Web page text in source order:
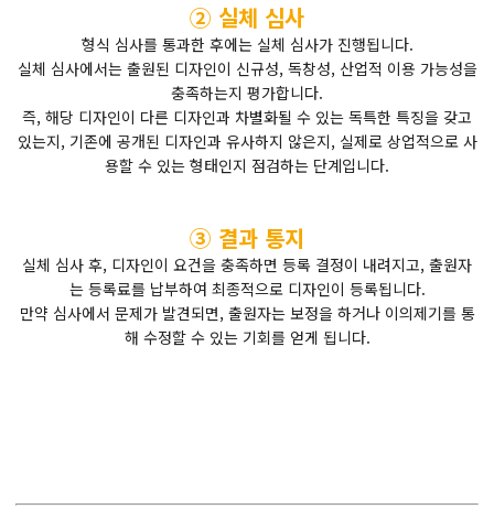
② 실체 심사
형식 심사를 통과한 후에는 실체 심사가 진행됩니다.
실체 심사에서는 출원된 디자인이 신규성, 독창성, 산업적 이용 가능성을
충족하는지 평가합니다.
즉, 해당 디자인이 다른 디자인과 차별화될 수 있는 독특한 특징을 갖고
있는지, 기존에 공개된 디자인과 유사하지 않은지, 실제로 상업적으로 사
용할 수 있는 형태인지 점검하는 단계입니다.
③ 결과 통지
실체 심사 후, 디자인이 요건을 충족하면 등록 결정이 내려지고, 출원자
는 등록료를 납부하여 최종적으로 디자인이 등록됩니다.
만약 심사에서 문제가 발견되면, 출원자는 보정을 하거나 이의제기를 통
해 수정할 수 있는 기회를 얻게 됩니다.